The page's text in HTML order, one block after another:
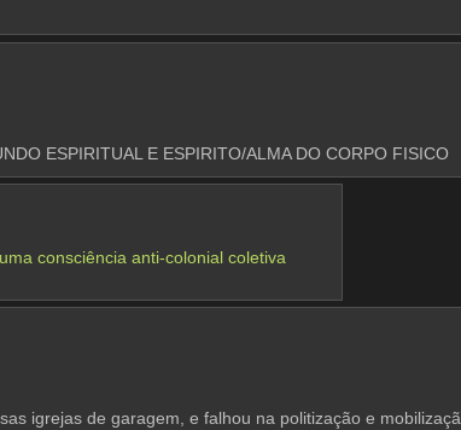
ESPIRITUAL E ESPIRITO/ALMA DO CORPO FISICO
consciência anti-colonial coletiva
igrejas de garagem, e falhou na politização e